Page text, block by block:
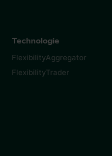
Technologie
FlexibilityAggregator
FlexibilityTrader